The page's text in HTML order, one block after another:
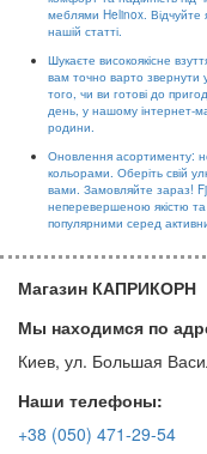
меблями Helinox. Відчуйте
нашій статті.
Шукаєте високоякісне
вам точно варто звернути
того, чи ви готові до
день, у нашому інтернет-
родини.
Оновлення асортименту:
кольорами. Оберіть свій
вами. Замовляйте зараз!
неперевершеною якістю
популярними серед
Магазин КАПРИКОРН
Мы находимся по
Киев, ул. Большая
Наши телефоны:
+38 (050) 471-29-54